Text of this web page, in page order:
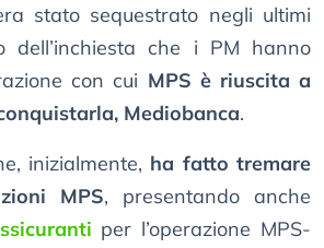
stato sequestrato negli ultimi
dell’inchiesta che i PM hanno
con cui MPS è riuscita a
Mediobanca.
inizialmente, ha fatto tremare
MPS, presentando anche
per l’operazione MPS-